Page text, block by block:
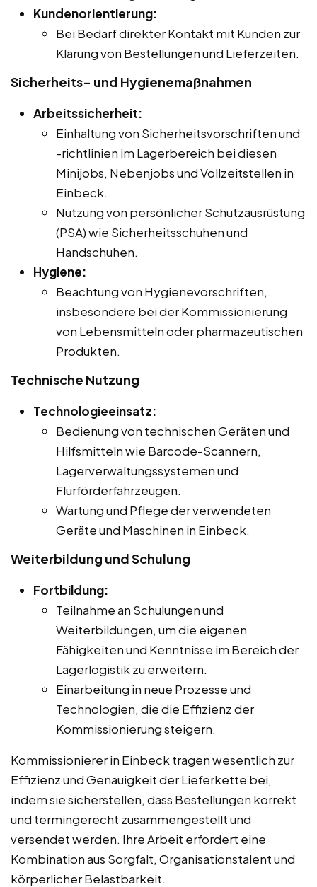
Kundenorientierung:
Bei Bedarf direkter Kontakt mit Kunden zur
Klärung von Bestellungen und Lieferzeiten.
Sicherheits- und Hygienemaßnahmen
Arbeitssicherheit:
Einhaltung von Sicherheitsvorschriften und
-richtlinien im Lagerbereich bei diesen
Minijobs, Nebenjobs und Vollzeitstellen in
Einbeck.
Nutzung von persönlicher Schutzausrüstung
(PSA) wie Sicherheitsschuhen und
Handschuhen.
Hygiene:
Beachtung von Hygienevorschriften,
insbesondere bei der Kommissionierung
von Lebensmitteln oder pharmazeutischen
Produkten.
Technische Nutzung
Technologieeinsatz:
Bedienung von technischen Geräten und
Hilfsmitteln wie Barcode-Scannern,
Lagerverwaltungssystemen und
Flurförderfahrzeugen.
Wartung und Pflege der verwendeten
Geräte und Maschinen in Einbeck.
Weiterbildung und Schulung
Fortbildung:
Teilnahme an Schulungen und
Weiterbildungen, um die eigenen
Fähigkeiten und Kenntnisse im Bereich der
Lagerlogistik zu erweitern.
Einarbeitung in neue Prozesse und
Technologien, die die Effizienz der
Kommissionierung steigern.
Kommissionierer in Einbeck tragen wesentlich zur
Effizienz und Genauigkeit der Lieferkette bei,
indem sie sicherstellen, dass Bestellungen korrekt
und termingerecht zusammengestellt und
versendet werden. Ihre Arbeit erfordert eine
Kombination aus Sorgfalt, Organisationstalent und
körperlicher Belastbarkeit.